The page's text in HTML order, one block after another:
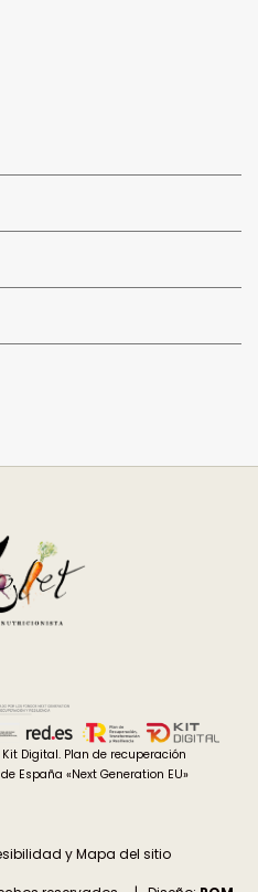
Digital. Plan de recuperación
España «Next Generation EU»
y Mapa del sitio